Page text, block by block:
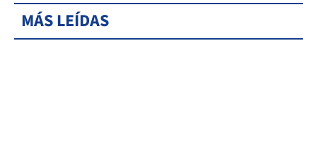
MÁS LEÍDAS